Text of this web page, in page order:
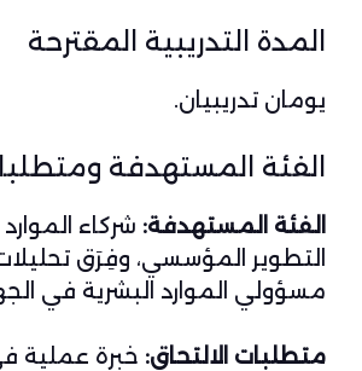
المدة التدريبية المقترحة
يومان تدريبيان.
الفئة المستهدفة
الفئة المستهدفة: شركاء
التطوير المؤسسي، وفِرَق تحليلات
مسؤولي الموارد البشرية في
متطلبات الالتحاق: خبرة عملية